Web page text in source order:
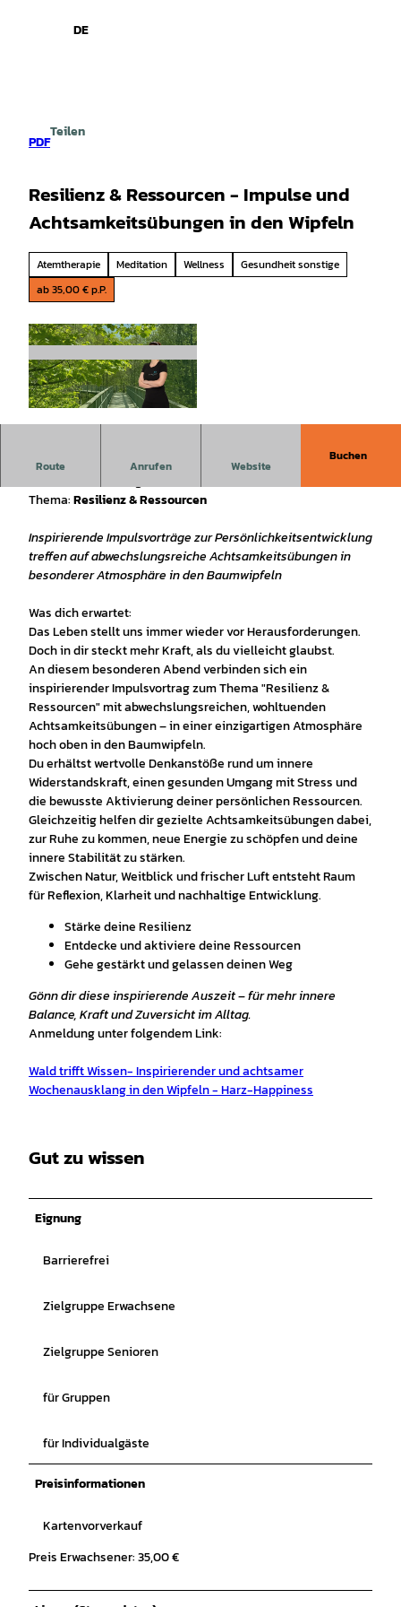
Gebärdensprache
DE
PDF
Teilen
Resilienz & Ressourcen - Impulse und
Achtsamkeitsübungen in den Wipfeln
Atemtherapie Meditation Wellness
Gesundheit sonstige
ab 35,00 € p.P.
mmhold |CC-BY
Route Anrufen Website
Buchen
Spannende Impulse treffen auf entspannende
Thema:Resilienz & Ressourcen
Inspirierende Impulsvorträge zur Persönlichkeitsentwicklung
treffen auf abwechslungsreiche Achtsamkeitsübungen in
besonderer Atmosphäre in den Baumwipfeln
Was dich erwartet:
Das Leben stellt uns immer wieder vor Herausforderungen.
Doch in dir steckt mehr Kraft, als du vielleicht glaubst.
An diesem besonderen Abend verbinden sich ein
inspirierender Impulsvortrag zum Thema "Resilienz &
Ressourcen" mit abwechslungsreichen, wohltuenden
Achtsamkeitsübungen – in einer einzigartigen Atmosphäre
hoch oben in den Baumwipfeln.
Du erhältst wertvolle Denkanstöße rund um innere
Widerstandskraft, einen gesunden Umgang mit Stress und
die bewusste Aktivierung deiner persönlichen Ressourcen.
Gleichzeitig helfen dir gezielte Achtsamkeitsübungen dabei,
zur Ruhe zu kommen, neue Energie zu schöpfen und deine
innere Stabilität zu stärken.
Zwischen Natur, Weitblick und frischer Luft entsteht Raum
für Reflexion, Klarheit und nachhaltige Entwicklung.
Stärke deine Resilienz
Entdecke und aktiviere deine Ressourcen
Gehe gestärkt und gelassen deinen Weg
Gönn dir diese inspirierende Auszeit – für mehr innere
Balance, Kraft und Zuversicht im Alltag.
Anmeldung unter folgendem Link:
Wald trifft Wissen- Inspirierender und achtsamer
Wochenausklang in den Wipfeln - Harz-Happiness
Gut zu wissen
Eignung
Barrierefrei
Zielgruppe Erwachsene
Zielgruppe Senioren
für Gruppen
für Individualgäste
Preisinformationen
Kartenvorverkauf
Preis Erwachsener: 35,00 €